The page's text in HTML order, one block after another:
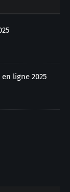
ligne 2025